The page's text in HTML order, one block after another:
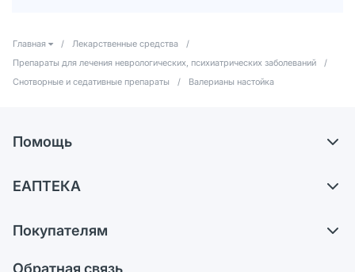
Главная / Лекарственные средства
/
Препараты для лечения неврологических, психиатрических заболеваний
/
Снотворные и седативные препараты
/ Валерианы настойка
Помощь
Самовывоз из аптек
ЕАПТЕКА
Карьера
Поставщики
Покупателям
Обратная связь